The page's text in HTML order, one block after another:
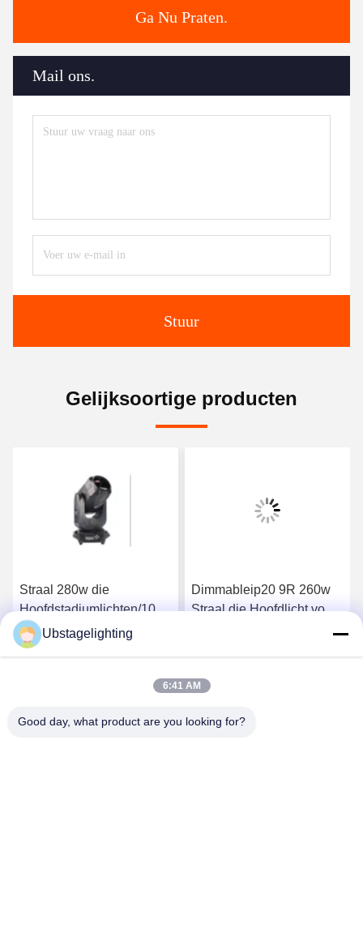
Ga Nu Praten.
Mail ons.
Stuur
Gelijksoortige producten
Straal 280w die
Hoofdstadiumlichten/10R
Geleid Bewegend
Straallicht bewegen
Dimmableip20 9R 260w
Straal die Hoofdlicht voor
Ubstagelighting
6:41 AM
Good day, what product are you looking for?